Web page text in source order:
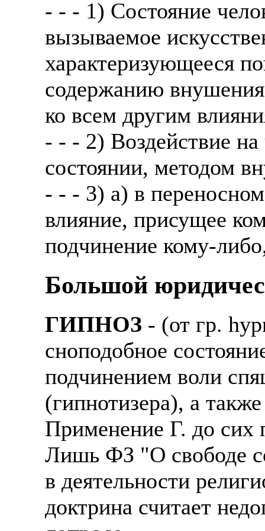
- - - 1) Состояние
вызываемое
характеризующееся
содержанию
ко всем другим
- - - 2) Воздействие на
состоянии, методом
- - - 3) а) в
влияние, присущее
подчинение кому-
Большой
ГИПНОЗ - (от гр.
сноподобное
подчинением воли
(гипнотизера), а
Применение Г. до сих
Лишь ФЗ "О свободе
в деятельности
доктрина считает